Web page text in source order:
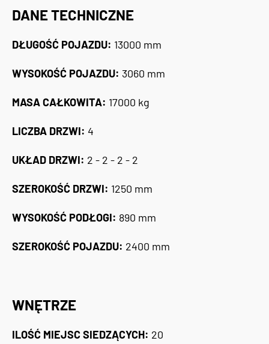
DANE TECHNICZNE
DŁUGOŚĆ POJAZDU: 13000 mm
WYSOKOŚĆ POJAZDU: 3060 mm
MASA CAŁKOWITA: 17000 kg
LICZBA DRZWI: 4
UKŁAD DRZWI: 2 - 2 - 2 - 2
SZEROKOŚĆ DRZWI: 1250 mm
WYSOKOŚĆ PODŁOGI: 890 mm
SZEROKOŚĆ POJAZDU: 2400 mm
WNĘTRZE
ILOŚĆ MIEJSC SIEDZĄCYCH: 20